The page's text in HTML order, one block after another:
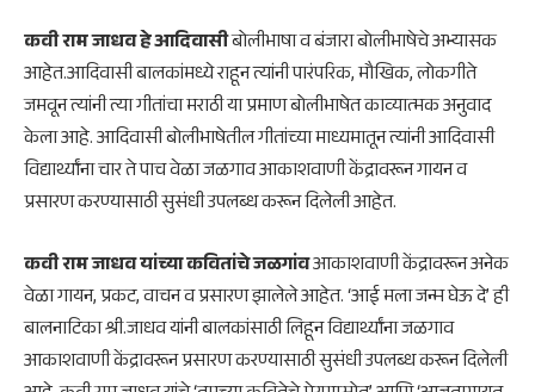
कवी राम जाधव हे आदिवासीबोलीभाषा व बंजारा बोलीभाषेचे अभ्यासक
आहेत.आदिवासी बालकांमध्ये राहून त्यांनी पारंपरिक, मौखिक, लोकगीते
जमवून त्यांनी त्या गीतांचा मराठी या प्रमाण बोलीभाषेत काव्यात्मक अनुवाद
केला आहे. आदिवासी बोलीभाषेतील गीतांच्या माध्यमातून त्यांनी आदिवासी
विद्यार्थ्यांना चार ते पाच वेळा जळगाव आकाशवाणी केंद्रावरून गायन व
प्रसारण करण्यासाठी सुसंधी उपलब्ध करून दिलेली आहेत.
कवी राम जाधव यांच्या कवितांचे जळगांवआकाशवाणी केंद्रावरून अनेक
वेळा गायन, प्रकट, वाचन व प्रसारण झालेले आहेत. ‘आई मला जन्म घेऊ दे’ ही
बालनाटिका श्री.जाधव यांनी बालकांसाठी लिहून विद्यार्थ्यांना जळगाव
आकाशवाणी केंद्रावरून प्रसारण करण्यासाठी सुसंधी उपलब्ध करून दिलेली